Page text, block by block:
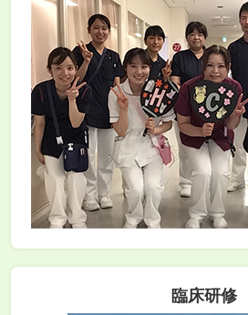
臨床研修